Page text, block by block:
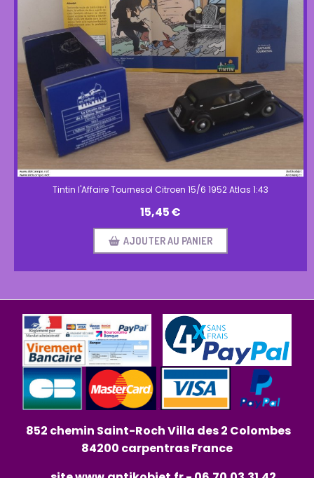
Tintin l'Affaire Tournesol Citroen 15/6 1952 Atlas 1:43
15,45€
AJOUTER AU PANIER
852 chemin Saint-Roch Villa des 2 Colombes
84200 carpentras France